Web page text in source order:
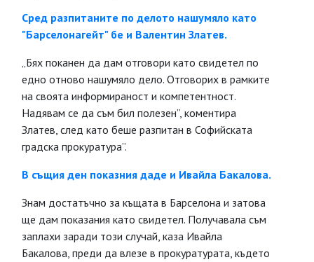
Сред разпитаните по делото нашумяло като
"Барселонагейт" бе и Валентин Златев.
„Бях поканен да дам отговори като свидетел по
едно отново нашумяло дело. Отговорих в рамките
на своята информираност и компетентност.
Надявам се да съм бил полезен”, коментира
Златев, след като беше разпитан в Софийската
градска прокуратура”.
В същия ден показния даде и Ивайла Бакалова.
Знам достатъчно за къщата в Барселона и затова
ще дам показания като свидетел. Получавала съм
заплахи заради този случай, каза Ивайла
Бакалова, преди да влезе в прокуратурата, където